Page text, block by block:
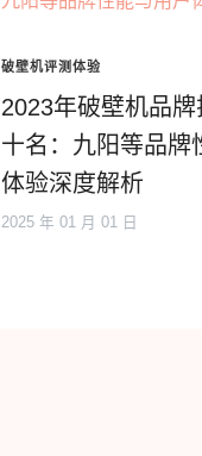
破壁机评测体验
2023年破壁机品
十名：九阳等品牌
体验深度解析
2025 年 01 月 01 日